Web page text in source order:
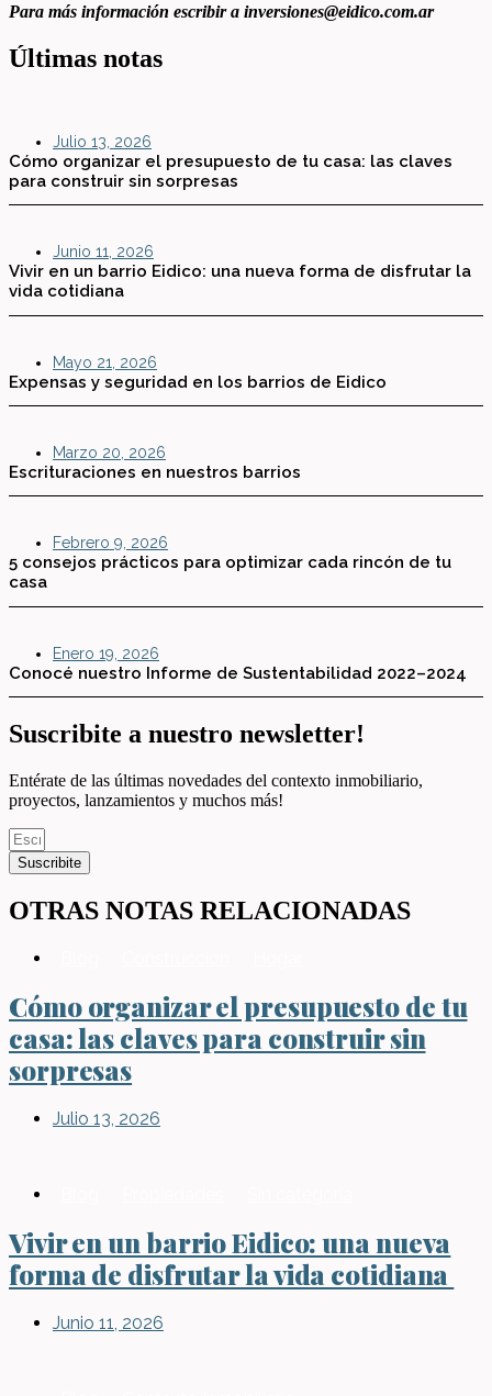
Para más información escribir a inversiones@eidico.com.ar
Últimas notas
Julio 13, 2026
Cómo organizar el presupuesto de tu casa: las claves
para construir sin sorpresas
Junio 11, 2026
Vivir en un barrio Eidico: una nueva forma de disfrutar la
vida cotidiana
Mayo 21, 2026
Expensas y seguridad en los barrios de Eidico
Marzo 20, 2026
Escrituraciones en nuestros barrios
Febrero 9, 2026
5 consejos prácticos para optimizar cada rincón de tu
casa
Enero 19, 2026
Conocé nuestro Informe de Sustentabilidad 2022–2024
Suscribite a nuestro newsletter!
Entérate de las últimas novedades del contexto inmobiliario,
proyectos, lanzamientos y muchos más!
Suscribite
OTRAS NOTAS RELACIONADAS
Cómo organizar el presupuesto de tu
casa: las claves para construir sin
sorpresas
Julio 13, 2026
Vivir en un barrio Eidico: una nueva
forma de disfrutar la vida cotidiana
Junio 11, 2026